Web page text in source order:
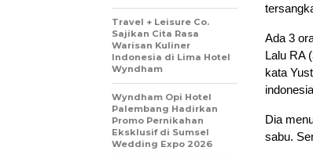
Ada 3
Lalu RA
kata
Dia
sabu.
Travel + Leisure Co.
Sajikan Cita Rasa
Warisan Kuliner
Indonesia di Lima Hotel
Wyndham
Wyndham Opi Hotel
Palembang Hadirkan
Promo Pernikahan
Eksklusif di Sumsel
Wedding Expo 2026